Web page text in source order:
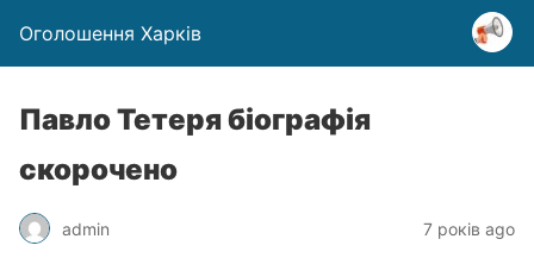
Оголошення Харків
Павло Тетеря біографія
скорочено
admin 7 років ago